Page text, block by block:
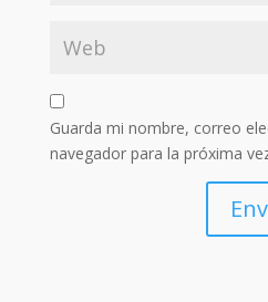
Guarda mi nombre, correo
navegador para la próxima